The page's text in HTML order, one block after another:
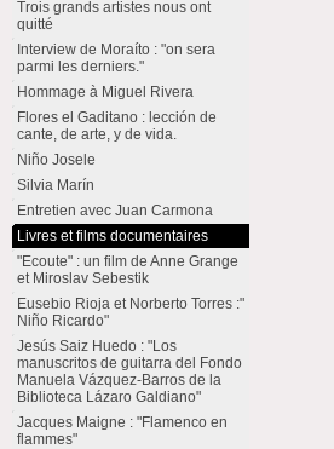
Trois grands artistes nous ont
quitté
Interview de Moraíto : "on sera
parmi les derniers."
Hommage à Miguel Rivera
Flores el Gaditano : lección de
cante, de arte, y de vida.
Niño Josele
Silvia Marín
Entretien avec Juan Carmona
Livres et films documentaires
"Ecoute" : un film de Anne Grange
et Miroslav Sebestik
Eusebio Rioja et Norberto Torres :"
Niño Ricardo"
Jesús Saiz Huedo : "Los
manuscritos de guitarra del Fondo
Manuela Vázquez-Barros de la
Biblioteca Lázaro Galdiano"
Jacques Maigne : "Flamenco en
flammes"